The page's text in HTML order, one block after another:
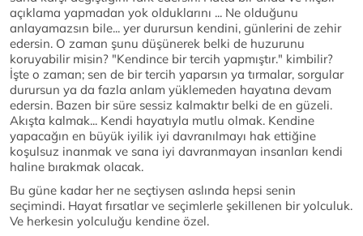
açıklama yapmadan yok olduklarını ... Ne olduğunu
anlayamazsın bile... yer durursun kendini, günlerini de zehir
edersin. O zaman şunu düşünerek belki de huzurunu
koruyabilir misin? "Kendince bir tercih yapmıştır." kimbilir?
İşte o zaman; sen de bir tercih yaparsın ya tırmalar, sorgular
durursun ya da fazla anlam yüklemeden hayatına devam
edersin. Bazen bir süre sessiz kalmaktır belki de en güzeli.
Akışta kalmak... Kendi hayatıyla mutlu olmak. Kendine
yapacağın en büyük iyilik iyi davranılmayı hak ettiğine
koşulsuz inanmak ve sana iyi davranmayan insanları kendi
haline bırakmak olacak.
Bu güne kadar her ne seçtiysen aslında hepsi senin
seçimindi. Hayat fırsatlar ve seçimlerle şekillenen bir yolculuk.
Ve herkesin yolculuğu kendine özel.